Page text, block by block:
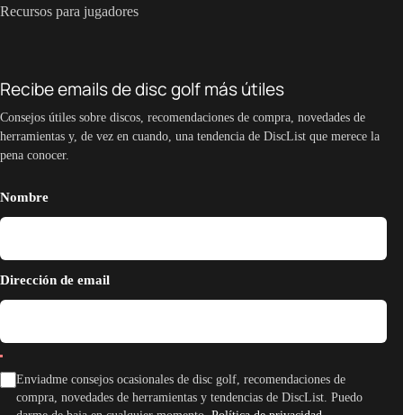
Recursos para jugadores
Recibe emails de disc golf más útiles
Consejos útiles sobre discos, recomendaciones de compra, novedades de
herramientas y, de vez en cuando, una tendencia de DiscList que merece la
pena conocer.
Nombre
Dirección de email
Enviadme consejos ocasionales de disc golf, recomendaciones de
compra, novedades de herramientas y tendencias de DiscList. Puedo